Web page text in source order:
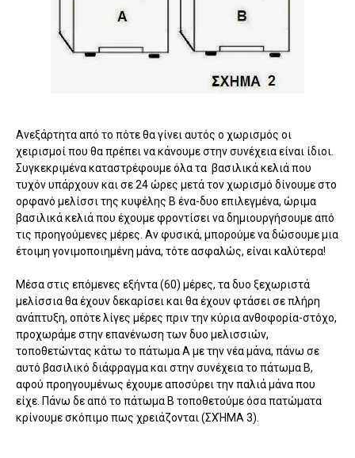
Ανεξάρτητα από το πότε θα γίνει αυτός ο χωρισμός οι
χειρισμοί που θα πρέπει να κάνουμε στην συνέχεια είναι ίδιοι.
Συγκεκριμένα καταστρέφουμε όλα τα βασιλικά κελιά που
τυχόν υπάρχουν και σε 24 ώρες μετά τον χωρισμό δίνουμε στο
ορφανό μελίσσι της κυψέλης Β ένα-δυο επιλεγμένα, ώριμα
βασιλικά κελιά που έχουμε φροντίσει να δημιουργήσουμε από
τις προηγούμενες μέρες. Αν φυσικά, μπορούμε να δώσουμε μια
έτοιμη γονιμοποιημένη μάνα, τότε ασφαλώς, είναι καλύτερα!
Μέσα στις επόμενες εξήντα (60) μέρες, τα δυο ξεχωριστά
μελίσσια θα έχουν δεκαρίσει και θα έχουν φτάσει σε πλήρη
ανάπτυξη, οπότε λίγες μέρες πριν την κύρια ανθοφορία-στόχο,
προχωράμε στην επανένωση των δυο μελισσιών,
τοποθετώντας κάτω το πάτωμα Α με την νέα μάνα, πάνω σε
αυτό βασιλικό διάφραγμα και στην συνέχεια το πάτωμα Β,
αφού προηγουμένως έχουμε αποσύρει την παλιά μάνα που
είχε. Πάνω δε από το πάτωμα Β τοποθετούμε όσα πατώματα
κρίνουμε σκόπιμο πως χρειάζονται (ΣΧΉΜΑ 3).